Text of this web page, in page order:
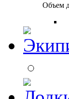
Объем